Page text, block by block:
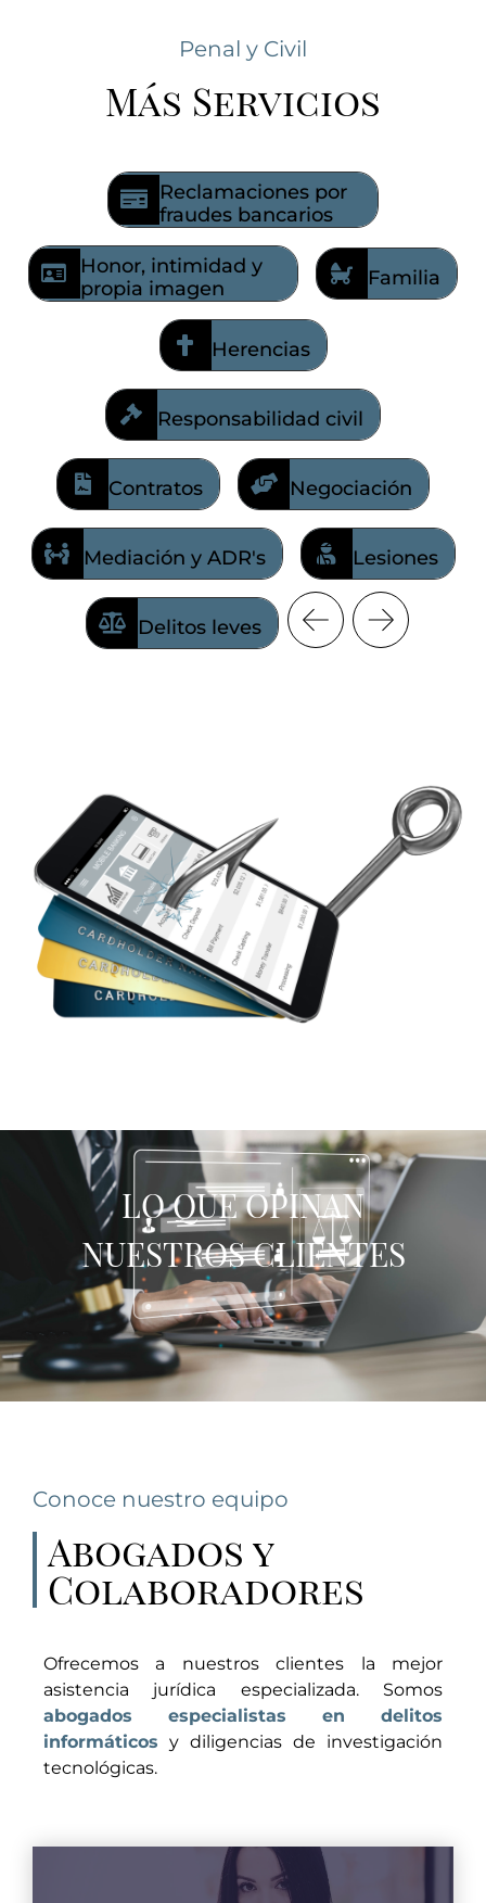
Reclamaciones por
fraudes bancarios
Si han suplantado a tu banco y has sido
víctima de estafa o has detectado pagos no
autorizados en tu cuenta. Te ayudamos a
recuperar tu dinero.
Penal y Civil
Más Servicios
Reclamaciones por
fraudes bancarios
Honor, intimidad y
propia imagen
Familia
Herencias
Responsabilidad civil
Contratos Negociación
Mediación y ADR's Lesiones
Delitos leves
LO QUE OPINAN
NUESTROS CLIENTES
Conoce nuestro equipo
Abogados y
Colaboradores
Ofrecemos a nuestros clientes la mejor
asistencia jurídica especializada. Somos
abogados especialistas en delitos
informáticos y diligencias de investigación
tecnológicas.